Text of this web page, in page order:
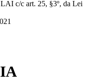
c/c art. 25, §3º, da Lei